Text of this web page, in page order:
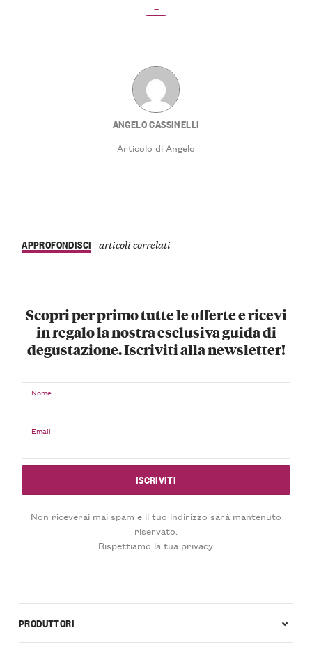
←
ANGELO CASSINELLI
Articolo di Angelo
APPROFONDISCI articoli correlati
Scopri per primo tutte le offerte e ricevi
in regalo la nostra esclusiva guida di
degustazione. Iscriviti alla newsletter!
Nome
Email
Non riceverai mai spam e il tuo indirizzo sarà mantenuto
riservato.
Rispettiamo la tua privacy.
PRODUTTORI